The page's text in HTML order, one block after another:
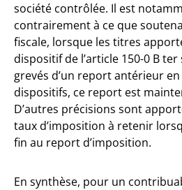
société contrôlée. Il est
contrairement à ce que
fiscale, lorsque les titres
dispositif de l’article 150-0 B
grevés d’un report antérieur
dispositifs, ce report est
D’autres précisions sont
taux d’imposition à retenir
fin au report d’imposition.
En synthèse, pour un